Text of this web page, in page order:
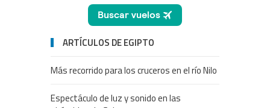
ARTÍCULOS DE EGIPTO
Más recorrido para los cruceros en el río Nilo
Espectáculo de luz y sonido en las